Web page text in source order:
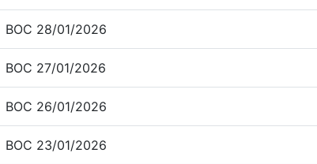
BOC 28/01/2026
BOC 27/01/2026
BOC 26/01/2026
BOC 23/01/2026